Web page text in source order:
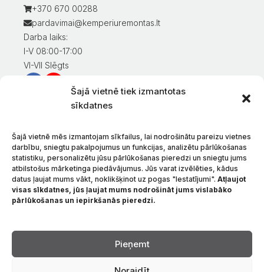
Šajā vietnē tiek izmantotas
sīkdatnes
Šajā vietnē mēs izmantojam sīkfailus, lai nodrošinātu pareizu vietnes
darbību, sniegtu pakalpojumus un funkcijas, analizētu pārlūkošanas
statistiku, personalizētu jūsu pārlūkošanas pieredzi un sniegtu jums
atbilstošus mārketinga piedāvājumus. Jūs varat izvēlēties, kādus
datus ļaujat mums vākt, noklikšķinot uz pogas "Iestatījumi". Atļaujot
visas sīkdatnes, jūs ļaujat mums nodrošināt jums vislabāko
pārlūkošanas un iepirkšanās pieredzi.
Pieņemt
+370 670 00288
pardavimai@kemperiuremontas.lt
Darba laiks:
I-V 08:00-17:00
VI-VII Slēgts
Informācija klientiem
Preču piegāde
Preču atgriešana
Nosacījumi un noteikumi
Konfidencialitātes politika
Par mums
Valoda